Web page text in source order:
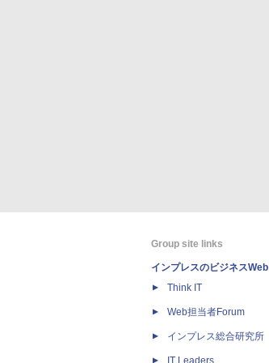
Group site links
インプレスのビジネスWeb
Think IT
Web担当者Forum
インプレス総合研究所
IT Leaders